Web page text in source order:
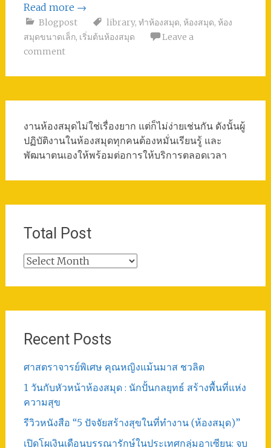
Read more →
Blogpost library, ทำห้องสมุด, ห้องสมุด, ห้อง
สมุดขนาดเล็ก, เริ่มต้นห้องสมุด
Leave a
comment
งานห้องสมุดไม่ใช่เรื่องยาก แต่ก็ไม่ง่ายเช่นกัน ดังนั้นผู้
ปฏิบัติงานในห้องสมุดทุกคนต้องหมั่นเรียนรู้ และ
พัฒนาตนเองให้พร้อมต่อการให้บริการตลอดเวลา
Total Post
Total
Recent Posts
ศาสตราจารย์พิเศษ คุณหญิงแม้นมาส ชวลิต
1 วันกับหัวหน้าห้องสมุด : นักปั้นกลยุทธ์ สร้างพื้นที่แห่ง
ความสุข
รีวิวหนังสือ “5 ปัจจัยสร้างสุขในที่ทำงาน (ห้องสมุด)”
เปิดโผเงินเดือนบรรณารักษ์ในประเทศกลุ่มอาเซียน: จบ